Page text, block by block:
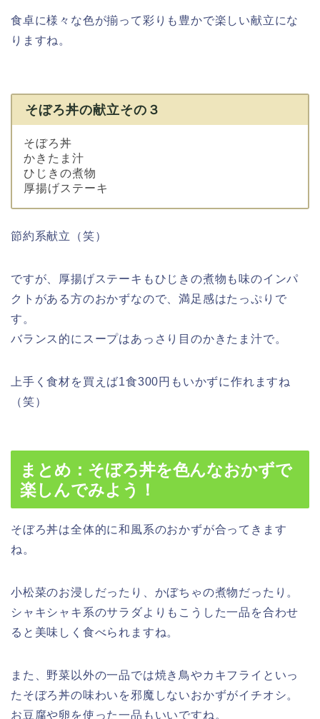
食卓に様々な色が揃って彩りも豊かで楽しい献立にな
りますね。
そぼろ丼の献立その３
そぼろ丼
かきたま汁
ひじきの煮物
厚揚げステーキ
節約系献立（笑）
ですが、厚揚げステーキもひじきの煮物も味のインパ
クトがある方のおかずなので、満足感はたっぷりで
す。
バランス的にスープはあっさり目のかきたま汁で。
上手く食材を買えば1食300円もいかずに作れますね
（笑）
まとめ：そぼろ丼を色んなおかずで
楽しんでみよう！
そぼろ丼は全体的に和風系のおかずが合って きます
ね。
小松菜のお浸しだったり、かぼちゃの煮物だったり。
シャキシャキ系のサラダよりもこうした一品を合わせ
ると美味しく食べられますね。
また、野菜以外の一品では焼き鳥やカキフライといっ
たそぼろ丼の味わいを邪魔しないおかずがイチオシ。
お豆腐や卵を使った一品もいいですね。